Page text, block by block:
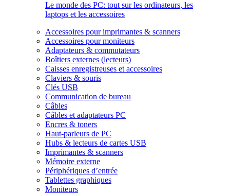
Le monde des PC: tout sur les ordinateurs, les
laptops et les accessoires
Accessoires pour imprimantes & scanners
Accessoires pour moniteurs
Adaptateurs & commutateurs
Boîtiers externes (lecteurs)
Caisses enregistreuses et accessoires
Claviers & souris
Clés USB
Communication de bureau
Câbles
Câbles et adaptateurs PC
Encres & toners
Haut-parleurs de PC
Hubs & lecteurs de cartes USB
Imprimantes & scanners
Mémoire externe
Périphériques d’entrée
Tablettes graphiques
Moniteurs